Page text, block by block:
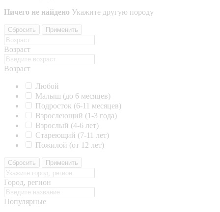
Ничего не найдено Укажите другую породу
Сбросить Применить
Возраст
Возраст
Любой
Малыш (до 6 месяцев)
Подросток (6-11 месяцев)
Взрослеющий (1-3 года)
Взрослый (4-6 лет)
Стареющий (7-11 лет)
Пожилой (от 12 лет)
Сбросить Применить
Город, регион
Популярные